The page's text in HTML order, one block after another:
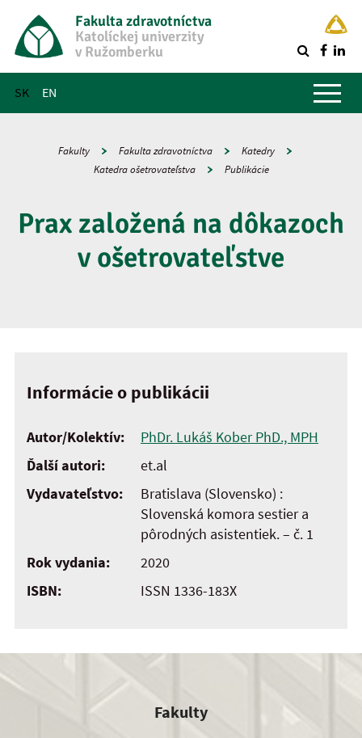
Fakulta zdravotníctva
Katolíckej univerzity
v Ružomberku
SK EN
Hlavné menu
Fakulty Fakulta zdravotníctva
Katedry
Katedra ošetrovateľstva
Publikácie
Prax založená na dôkazoch
v ošetrovateľstve
Informácie o publikácii
Autor/Kolektív:
PhDr. Lukáš Kober PhD., MPH
Ďalší autori:
et.al
Vydavateľstvo:
Bratislava (Slovensko) :
Slovenská komora sestier a
pôrodných asistentiek. – č. 1
Rok vydania:
2020
ISBN:
ISSN 1336-183X
Fakulty